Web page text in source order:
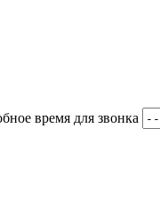
время для звонка